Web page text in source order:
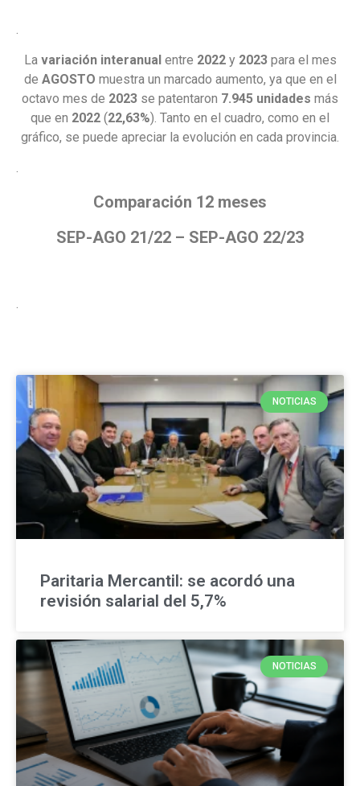
La variación interanual entre 2022y 2023para el mes
de AGOSTO muestra un marcado aumento, ya que en el
octavo mes de 2023 se patentaron 7.945 unidades más
que en 2022 (22,63%). Tanto en el cuadro, como en el
gráfico, se puede apreciar la evolución en cada provincia.
.
Comparación 12 meses
SEP-AGO 21/22 – SEP-AGO 22/23
.
NOTICIAS
Paritaria Mercantil: se acordó una
revisión salarial del 5,7%
NOTICIAS